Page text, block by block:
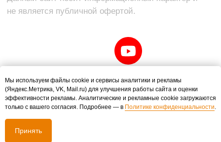
Мы используем файлы cookie и сервисы аналитики и рекламы
(Яндекс.Метрика, VK, Mail.ru) для улучшения работы сайта и оценки
эффективности рекламы. Аналитические и рекламные cookie загружаются
только с вашего согласия. Подробнее — в Политике конфиденциальности
Принять